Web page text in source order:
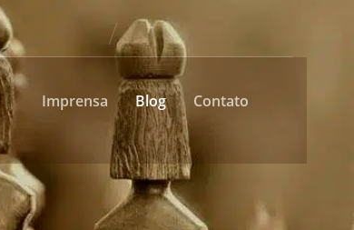
Imprensa Blog Contato